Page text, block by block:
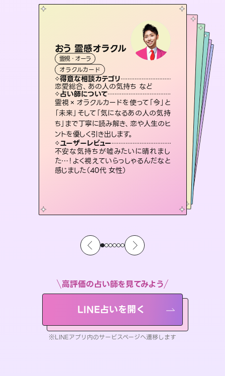
おう 霊感オラクル
霊視・オーラ
オラクルカード
得意な相談カテゴリ
恋愛総合、あの人の気持ち など
占い師について
霊視×オラクルカードを使って「今」と
「未来」そして「気になるあの人の気持
ち」まで丁寧に読み解き、恋や人生のヒ
ントを優しく引き出します。
ユーザーレビュー
不安な気持ちが嘘みたいに晴れまし
た…！よく視えていらっしゃるんだなと
感じました（40代 女性）
桃源珠羽（とうげんみう
霊視・オーラ
スピリチュアル・リーディング
得意な相談カテゴリ
片想い、あの人の気持ち、復縁 など
占い師について
恋愛のお悩みの中でも特に「曖昧な関
係」の相談を得意としており、友達以上
恋人未満なお相手との今後や本音を丁
寧に読み解き恋愛成就へと導きます。
ユーザーレビュー
鑑定していただいてアドバイス通りに行
動すると仲が復活してきました。ありが
とうございました（40代 女性）
セラピスト理恵
霊視・オーラ
スピリチュアル・リーディング
得意な相談カテゴリ
片想い、二人の未来、年の差 など
占い師について
連絡再開、復縁、成就などの報告実績
多数。セラピストとして2万超の施術経
験があるからこそできる鑑定で、より良
い未来をサポートします。
ユーザーレビュー
とても心温まる鑑定でした。しかもこち
らは何も言っていないのに視えていらっ
しゃるんだなと驚きです（30代女性）
彗望
霊視・オーラ
スピリチュアル・リーディング
得意な相談カテゴリ
片想い、あの人の気持ち、復縁 など
占い師について
3,700年以上の歴史を持つ東洋最古の占術「易占」で詳細まで占い、幸せへ向かう道筋を示します。厳しい結果にも具体的な対策をお伝えします。
ユーザーレビュー
複雑な背景もしっかり聞いて鑑定して
いただけました。気持ちが楽になりまし
た（50代 女性）
アイリス -iris-
ルーン
得意な相談カテゴリ
恋愛総合、片想い、二人の未来 など
占い師について
復縁、恋愛、不倫の行方、同性愛や片
思い、仕事関係や借金問題まで知りた
いことや心の負担になっていることを
紐解き、背中をそっと押して導きます。
ユーザーレビュー
安心感のあり、言い切ってくれる所や濁
さない鑑定のおかげで、毎回自分の気
持ちを整えられます（30代 男性）
霊視・オーラ 心理学
スピリチュアル・リーディング
得意な相談カテゴリ
出逢い、片想い、復縁 など
占い師について
未来には何パターンもの選択肢があり
ます。不安で視えにくくなっているあな
たの素敵な未来を見つけ、その未来を
選択できるようアドバイスします。
ユーザーレビュー
職場の人の性質や人間関係、本心など
本当によく視えていてびっくり。対策が
打てて前向きになれます（40代）
高評価の占い師を見てみよう
LINE占いを開く
※LINEアプリ内のサービスページへ遷移します